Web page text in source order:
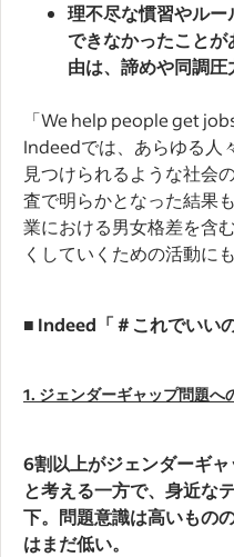
理不尽な慣習やル
できなかったこと
由は、諦めや同調圧
「We help people get
Indeedでは、あらゆる人
見つけられるような社会
査で明らかとなった結果
業における男女格差を含
くしていくための活動に
■ Indeed「＃これでいい
1. ジェンダーギャップ問題へ
6割以上がジェンダーギ
と考える一方で、身近
下。問題意識は高いもの
はまだ低い。